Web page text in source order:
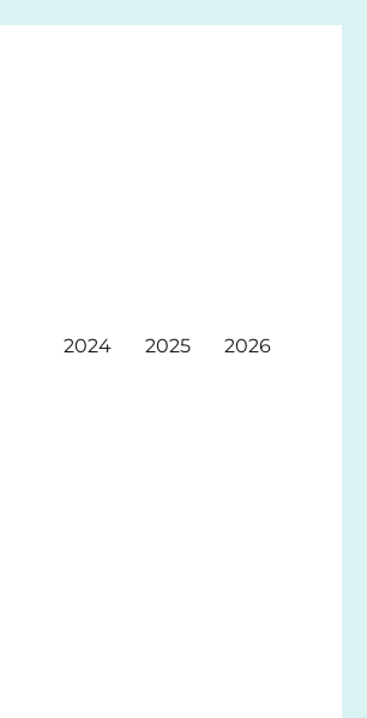
2024 2025 2026